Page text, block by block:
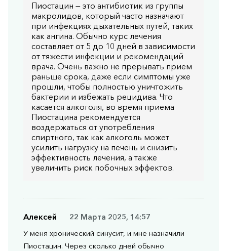
Пиостацин — это антибиотик из группы
макролидов, который часто назначают
при инфекциях дыхательных путей, таких
как ангина. Обычно курс лечения
составляет от 5 до 10 дней в зависимости
от тяжести инфекции и рекомендаций
врача. Очень важно не прерывать прием
раньше срока, даже если симптомы уже
прошли, чтобы полностью уничтожить
бактерии и избежать рецидива. Что
касается алкоголя, во время приема
Пиостацина рекомендуется
воздержаться от употребления
спиртного, так как алкоголь может
усилить нагрузку на печень и снизить
эффективность лечения, а также
увеличить риск побочных эффектов.
Алексей
22 Марта 2025, 14:57
У меня хронический синусит, и мне назначили
Пиостацин. Через сколько дней обычно